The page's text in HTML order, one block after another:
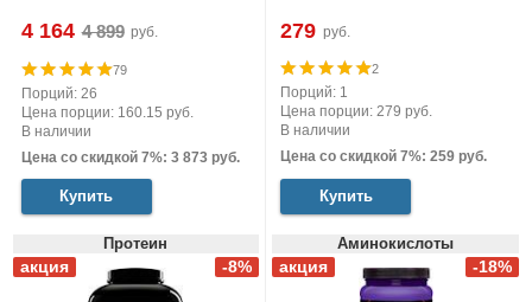
4 164 руб.
79
Порций: 26
Цена порции: 160.15 руб.
В наличии
Цена со скидкой 7%: 3 873 руб.
Купить
279 руб.
2
Порций: 1
Цена порции: 279 руб.
В наличии
Цена со скидкой 7%: 259 руб.
Купить
Протеин Аминокислоты